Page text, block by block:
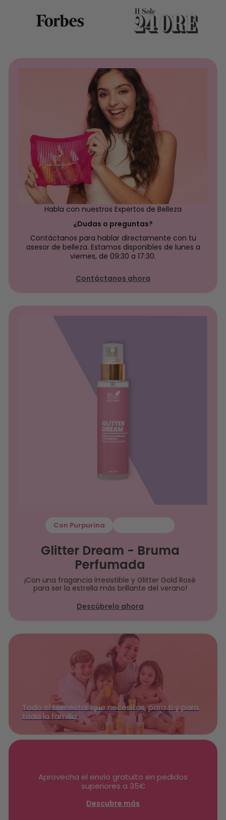
Habla con nuestros Expertos de Belleza
¿Dudas o preguntas?
Contáctanos para hablar directamente con tu
asesor de belleza. Estamos disponibles de lunes a
viernes, de 09:30 a 17:30.
Contáctanos ahora
Con Purpurina
Glitter Dream - Bruma
Perfumada
¡Con una fragancia irresistible y Glitter Gold Rosé
para ser la estrella más brillante del verano!
Descúbrelo ahora
Todo el bienestar que necesitas, para ti y para
toda la familia
Aprovecha el envío gratuito en pedidos
superiores a 35€
Descubre más